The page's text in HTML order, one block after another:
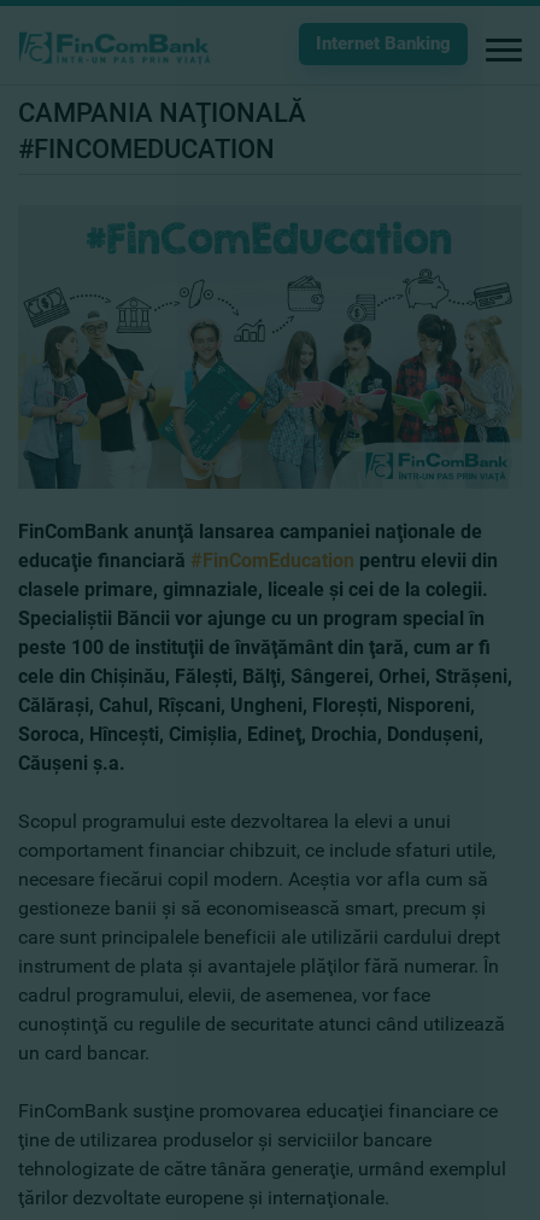
Internet Banking
CAMPANIA NAŢIONALĂ
#FINCOMEDUCATION
FinComBank anunţă lansarea campaniei naţionale de
educaţie financiară #FinComEducation pentru elevii din
clasele primare, gimnaziale, liceale şi cei de la colegii.
Specialiştii Băncii vor ajunge cu un program special în
peste 100 de instituţii de învăţământ din ţară, cum ar fi
cele din Chişinău, Făleşti, Bălţi, Sângerei, Orhei, Străşeni,
Călăraşi, Cahul, Rîşcani, Ungheni, Floreşti, Nisporeni,
Soroca, Hînceşti, Cimişlia, Edineţ, Drochia, Donduşeni,
Căuşeni ş.a.
Scopul programului este dezvoltarea la elevi a unui
comportament financiar chibzuit, ce include sfaturi utile,
necesare fiecărui copil modern. Aceştia vor afla cum să
gestioneze banii şi să economisească smart, precum şi
care sunt principalele beneficii ale utilizării cardului drept
instrument de plata şi avantajele plăţilor fără numerar. În
cadrul programului, elevii, de asemenea, vor face
cunoştinţă cu regulile de securitate atunci când utilizează
un card bancar.
FinComBank susţine promovarea educaţiei financiare ce
ţine de utilizarea produselor şi serviciilor bancare
tehnologizate de către tânăra generaţie, urmând exemplul
ţărilor dezvoltate europene şi internaţionale.